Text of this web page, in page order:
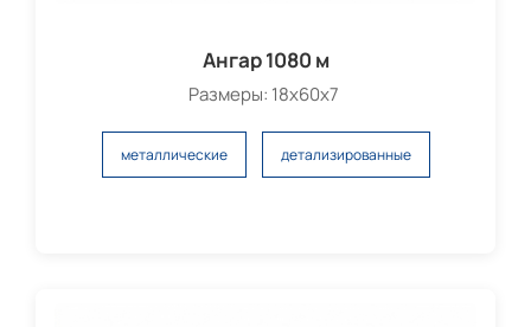
Ангар 1080 м
Размеры: 18х60х7
металлические детализированные